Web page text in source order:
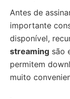
Antes de
importante
disponível,
streaming são
permitem
muito